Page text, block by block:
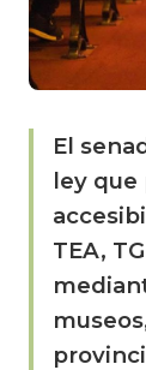
El
ley que
TEA,